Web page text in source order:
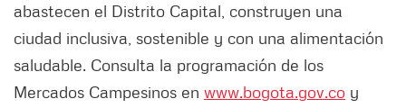
abastecen el Distrito Capital, construyen una
ciudad inclusiva, sostenible y con una alimentación
saludable. Consulta la programación de los
Mercados Campesinos en www.bogota.gov.co y